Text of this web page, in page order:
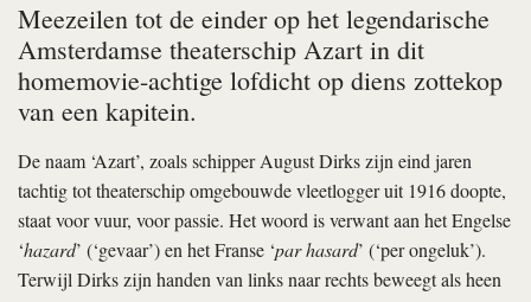
Meezeilen tot de einder op het legendarische
Amsterdamse theaterschip Azart in dit
homemovie-achtige lofdicht op diens zottekop
van een kapitein.
De naam ‘Azart’, zoals schipper August Dirks zijn eind jaren
tachtig tot theaterschip omgebouwde vleetlogger uit 1916 doopte,
staat voor vuur, voor passie. Het woord is verwant aan het Engelse
‘hazard’ (‘gevaar’) en het Franse ‘par hasard’ (‘per ongeluk’).
Terwijl Dirks zijn handen van links naar rechts beweegt als heen